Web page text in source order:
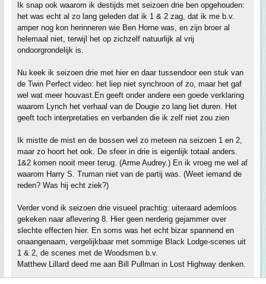
Ik snap ook waarom ik destijds met seizoen drie ben opgehouden:
het was echt al zo lang geleden dat ik 1 & 2 zag, dat ik me b.v.
amper nog kon herinneren wie Ben Horne was, en zijn broer al
helemaal niet, terwijl het op zichzelf natuurlijk al vrij
ondoorgrondelijk is.
Nu keek ik seizoen drie met hier en daar tussendoor een stuk van
de Twin Perfect video: het liep niet synchroon of zo, maar het gaf
wel wat meer houvast.En geeft onder andere een goede verklaring
waarom Lynch het verhaal van de Dougie zo lang liet duren. Het
geeft toch interpretaties en verbanden die ik zelf niet zou zien
Ik mistte de mist en de bossen wel zo meteen na seizoen 1 en 2,
maar zo hoort het ook. De sfeer in drie is eigenlijk totaal anders.
1&2 komen nooit meer terug. (Arme Audrey.) En ik vroeg me wel af
waarom Harry S. Truman niet van de partij was. (Weet iemand de
reden? Was hij echt ziek?)
Verder vond ik seizoen drie visueel prachtig: uiteraard ademloos
gekeken naar aflevering 8. Hier geen nerderig gejammer over
slechte effecten hier. En soms was het echt bizar spannend en
onaangenaam, vergelijkbaar met sommige Black Lodge-scenes uit
1 & 2, de scenes met de Woodsmen b.v.
Matthew Lillard deed me aan Bill Pullman in Lost Highway denken.